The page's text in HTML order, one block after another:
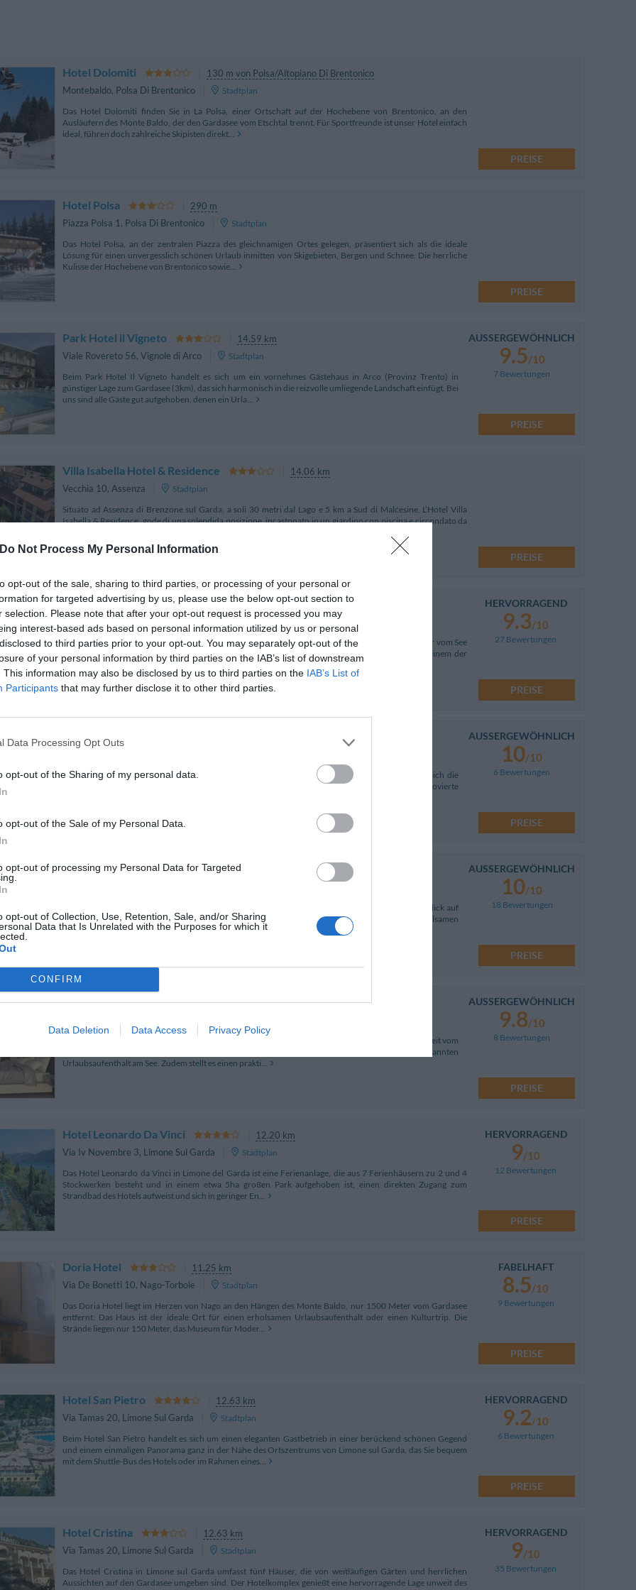
Do Not Process My Personal Information
opt-out of the sale, sharing to third parties, or processing of your personal or
for targeted advertising by us, please use the below opt-out section to
selection. Please note that after your opt-out request is processed you may
interest-based ads based on personal information utilized by us or personal
to third parties prior to your opt-out. You may separately opt-out of the
of your personal information by third parties on the IAB’s list of downstream
This information may also be disclosed by us to third parties on the IAB’s List of
Participants that may further disclose it to other third parties.
Data Processing Opt Outs
opt-out of the Sharing of my personal data.
opt-out of the Sale of my Personal Data.
opt-out of processing my Personal Data for Targeted
opt-out of Collection, Use, Retention, Sale, and/or Sharing
Data that Is Unrelated with the Purposes for which it
CONFIRM
Data Deletion Data Access Privacy Policy
Hotel Dolomiti
130 m von Polsa/Altopiano Di Brentonico
Montebaldo, Polsa Di Brentonico
Stadtplan
Das Hotel Dolomiti finden Sie in La Polsa, einer Ortschaft auf der Hochebene von Brentonico, an den
Ausläufern des Monte Baldo, der den Gardasee vom Etschtal trennt. Für Sportfreunde ist unser Hotel einfach
ideal, führen doch zahlreiche Skipisten direkt...
PREISE
Hotel Polsa
290 m
Piazza Polsa 1, Polsa Di Brentonico
Stadtplan
Das Hotel Polsa, an der zentralen Piazza des gleichnamigen Ortes gelegen, präsentiert sich als die ideale
Lösung für einen unvergesslich schönen Urlaub inmitten von Skigebieten, Bergen und Schnee. Die herrliche
Kulisse der Hochebene von Brentonico sowie...
PREISE
Park Hotel il Vigneto
14.59 km
Viale Rovereto 56, Vignole di Arco
Stadtplan
Beim Park Hotel Il Vigneto handelt es sich um ein vornehmes Gästehaus in Arco (Provinz Trento) in
günstiger Lage zum Gardasee (3km), das sich harmonisch in die reizvolle umliegende Landschaft einfügt. Bei
uns sind alle Gäste gut aufgehoben, denen ein Urla...
AUSSERGEWÖHNLICH
9.5/10
7 Bewertungen
PREISE
Villa Isabella Hotel & Residence
14.06 km
Vecchia 10, Assenza
Stadtplan
Situato ad Assenza di Brenzone sul Garda, a soli 30 metri dal Lago e 5 km a Sud di Malcesine, L’Hotel Villa
Isabella & Residence, gode di una splendida posizione, incastonato in un giardino con piscina e circondato da
PREISE
Hotel Locanda Ruscello
12.03 km
Limone Sul Garda
Stadtplan
Das Hotel Locanda Ruscello liegt in einer ruhigen Gegend von Limone sul Garda, nur etwa 100 Meter vom See
und 800 Meter von der Altstadt entfernt. Das im Jahre 2002 komplett renovierte Haus liegt in einem der
schönste Stadtteile, eingebettet in einen bez...
HERVORRAGEND
9.3/10
27 Bewertungen
PREISE
Das Hotel Benaco liegt in zentraler Position in Torbole, umgeben von einer Landschaft, in der sich die
mächtigen Berge der Dolomiten mit den sanften Wasser des Gardasees vereinen. Das vollständig renovierte
AUSSERGEWÖHNLICH
10/10
6 Bewertungen
PREISE
Hotel Lago di Garda
10.90 km
Das Hotel Lago di Garda liegt im Zentrum von Torbole Sul Garda und bietet einen fabelhaften Ausblick auf
den See. Nur 100 Meter vom Gardasee entfernt, bietet es den perfekten Ort für einen erholsamen
Urlaubsaufenthalt. Zudem stellt es einen optimalen Aus...
AUSSERGEWÖHNLICH
10/10
18 Bewertungen
PREISE
Hotel Ideal
11.12 km
Das Hotel Ideal genießt eine ruhige Lage in Torbole sul Garda, nur 300 Meter vom Strand und nicht weit vom
Stadtzentrum entfernt. Das komplett renovierte Haus eignet sich ideal für einen entspannten
Urlaubsaufenthalt am See. Zudem stellt es einen prakti...
AUSSERGEWÖHNLICH
9.8/10
8 Bewertungen
PREISE
Hotel Leonardo Da Vinci
12.20 km
Via Iv Novembre 3, Limone Sul Garda
Stadtplan
Das Hotel Leonardo da Vinci in Limone del Garda ist eine Ferienanlage, die aus 7 Ferienhäusern zu 2 und 4
Stockwerken besteht und in einem etwa 5ha großen Park aufgehoben ist, einen direkten Zugang zum
Strandbad des Hotels aufweist und sich in geringer En...
HERVORRAGEND
9/10
12 Bewertungen
PREISE
Doria Hotel
11.25 km
Via De Bonetti 10, Nago-Torbole
Stadtplan
Das Doria Hotel liegt im Herzen von Nago an den Hängen des Monte Baldo, nur 1500 Meter vom Gardasee
entfernt. Das Haus ist der ideale Ort für einen erholsamen Urlaubsaufenthalt oder einen Kulturtrip. Die
Strände liegen nur 150 Meter, das Museum für Moder...
FABELHAFT
8.5/10
9 Bewertungen
PREISE
Hotel San Pietro
12.63 km
Via Tamas 20, Limone Sul Garda
Stadtplan
Beim Hotel San Pietro handelt es sich um einen eleganten Gastbetrieb in einer berückend schönen Gegend
und einem einmaligen Panorama ganz in der Nähe des Ortszentrums von Limone sul Garda, das Sie bequem
mit dem Shuttle-Bus des Hotels oder im Rahmen eines...
HERVORRAGEND
9.2/10
6 Bewertungen
PREISE
Hotel Cristina
12.63 km
Via Tamas 20, Limone Sul Garda
Stadtplan
Das Hotel Cristina in Limone sul Garda umfasst fünf Häuser, die von weitläufigen Gärten und herrlichen
Aussichten auf den Gardasee umgeben sind. Der Hotelkomplex genießt eine hervorragende Lage unweit des
HERVORRAGEND
9/10
35 Bewertungen